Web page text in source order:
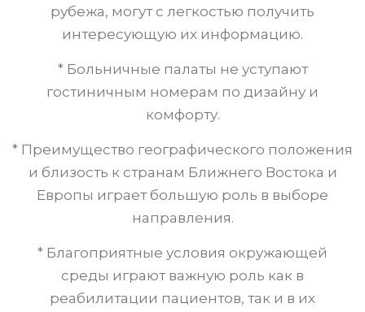
рубежа, могут с легкостью получить
интересующую их информацию.
* Больничные палаты не уступают
гостиничным номерам по дизайну и
комфорту.
* Преимущество географического положения
и близость к странам Ближнего Востока и
Европы играет большую роль в выборе
направления.
* Благоприятные условия окружающей
среды играют важную роль как в
реабилитации пациентов, так и в их